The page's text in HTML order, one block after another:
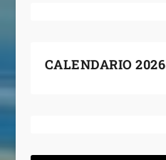
CALENDARIO 2026